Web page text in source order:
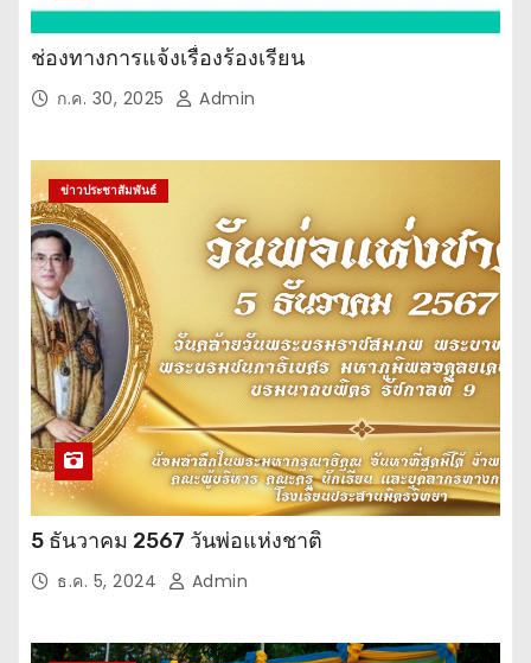
ช่องทางการแจ้งเรื่องร้องเรียน
ก.ค. 30, 2025 Admin
ข่าวประชาสัมพันธ์
5 ธันวาคม 2567 วันพ่อแห่งชาติ
ธ.ค. 5, 2024 Admin